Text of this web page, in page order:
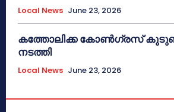
Local News June 23, 2026
കത്തോലിക്ക കോൺഗ്രസ്
നടത്തി
Local News June 23, 2026